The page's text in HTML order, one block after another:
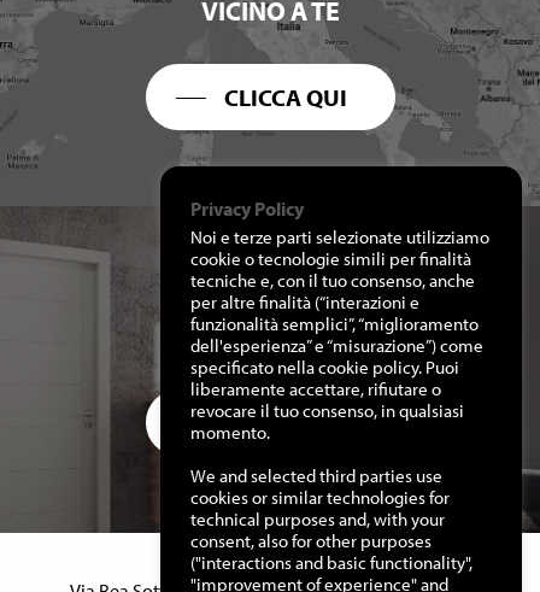
VICINO A TE
CLICCA QUI
RICHIEDI I NOSTRI
CATALOGHI
CLICCA QUI
Manuello Design Srl
Privacy Policy
Noi e terze parti selezionate utilizziamo
cookie o tecnologie simili per finalità
tecniche e, con il tuo consenso, anche
per altre finalità (“interazioni e
funzionalità semplici”, “miglioramento
dell'esperienza” e “misurazione”) come
specificato nella cookie policy. Puoi
liberamente accettare, rifiutare o
revocare il tuo consenso, in qualsiasi
momento.
We and selected third parties use
cookies or similar technologies for
technical purposes and, with your
consent, also for other purposes
("interactions and basic functionality",
"improvement of experience" and